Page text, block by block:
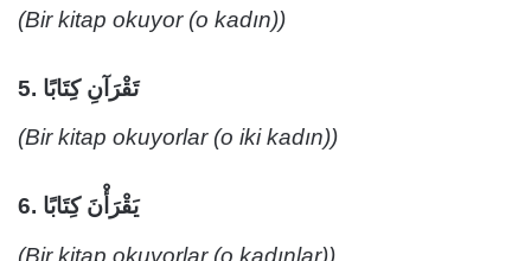
(Bir kitap okuyor (o kadın))
5. تَقْرَآنِ كِتَابًا
(Bir kitap okuyorlar (o iki kadın))
6. يَقْرَأْنَ كِتَابًا
(Bir kitap okuyorlar (o kadınlar))